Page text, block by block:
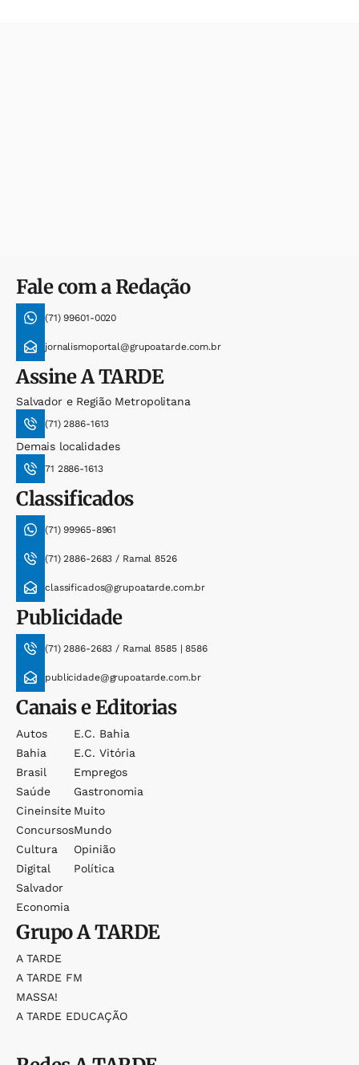
Fale com a Redação
(71) 99601-0020
jornalismoportal@grupoatarde.com.br
AssineA TARDE
Salvador e Região Metropolitana
(71) 2886-1613
Demais localidades
71 2886-1613
Classificados
(71) 99965-8961
(71) 2886-2683 / Ramal 8526
classificados@grupoatarde.com.br
Publicidade
(71) 2886-2683 / Ramal 8585 | 8586
publicidade@grupoatarde.com.br
Canais e Editorias
Autos
Bahia
Brasil
Saúde
Cineinsite
Concursos
Cultura
Digital
Salvador
Economia
E.c. Bahia
E.c. Vitória
Empregos
Gastronomia
Muito
Mundo
Opinião
Política
GrupoA TARDE
A TARDE
A TARDE FM
MASSA!
A TARDE EDUCAÇÃO